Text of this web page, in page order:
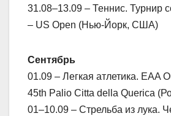
31.08–13.09 – Теннис. Турнир
– US Open (Нью-Йорк, США)
Сентябрь
01.09 – Легкая атлетика. EAA
45th Palio Citta della Querica
01–10.09 – Стрельба из лука.